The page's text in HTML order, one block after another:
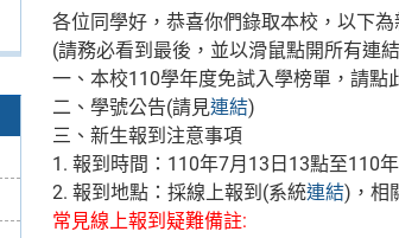
各位同學好，恭喜你們錄取本校，以下
(請務必看到最後，並以滑鼠點開所有連
一、本校110學年度免試入學榜單，請點
二、學號公告(請見連結)
三、新生報到注意事項
1. 報到時間：110年7月13日13點至110
2. 報到地點：採線上報到(系統連結)，相
常見線上報到疑難備註: